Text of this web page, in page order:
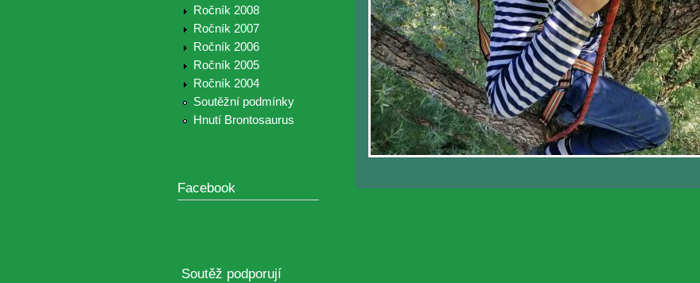
Ročník 2008
Ročník 2007
Ročník 2006
Ročník 2005
Ročník 2004
Soutěžní podmínky
Hnutí Brontosaurus
Facebook
Soutěž podporují